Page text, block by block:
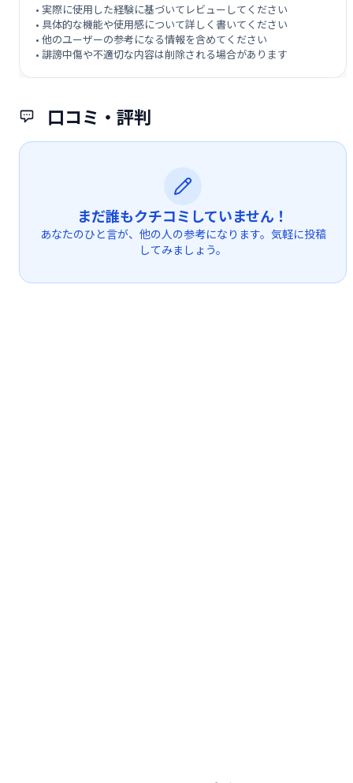
口コミ・評判
まだ誰もクチコミしていません！
あなたのひと言が、他の人の参考になります。気軽に投稿
してみましょう。
• 実際に使用した経験に基づいてレビューしてください
• 具体的な機能や使用感について詳しく書いてください
• 他のユーザーの参考になる情報を含めてください
• 誹謗中傷や不適切な内容は削除される場合があります